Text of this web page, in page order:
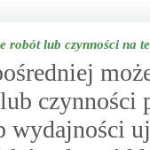
robót lub czynności na
czynności